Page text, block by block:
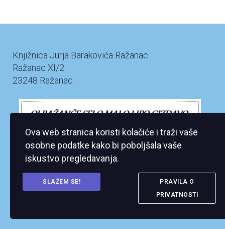
Knjižnica Jurja Barakovića Ražanac
Ražanac XI/2
23248 Ražanac
Ova web stranica koristi kolačiće i traži vaše
osobne podatke kako bi poboljšala vaše
iskustvo pregledavanja.
SLAŽEM SE!
PRAVILA O
PRIVATNOSTI